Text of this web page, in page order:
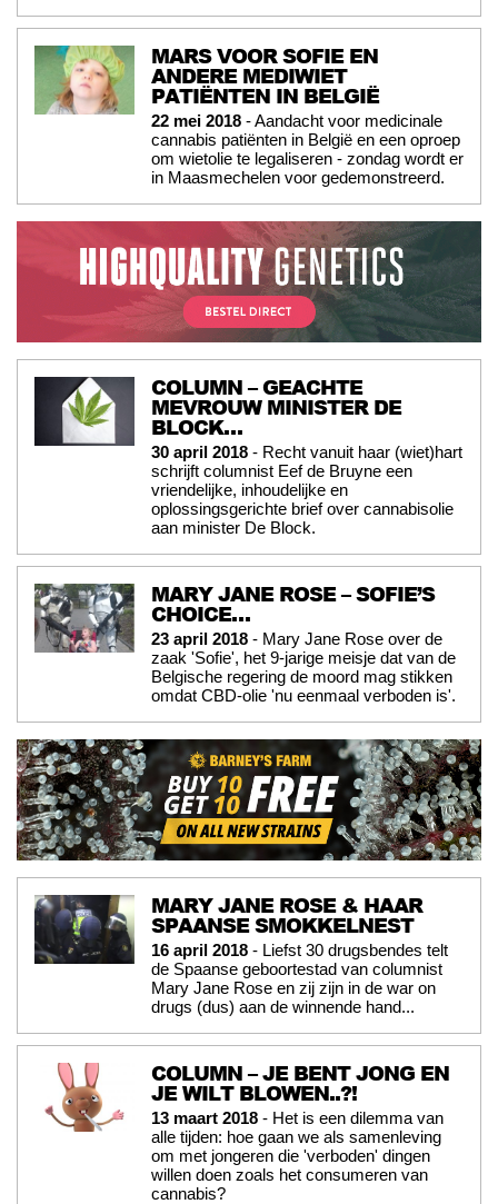
MARS VOOR SOFIE EN
ANDERE MEDIWIET
PATIËNTEN IN BELGIË
22 mei 2018 - Aandacht voor medicinale
cannabis patiënten in België en een oproep
om wietolie te legaliseren - zondag wordt er
in Maasmechelen voor gedemonstreerd.
COLUMN – GEACHTE
MEVROUW MINISTER DE
BLOCK…
30 april 2018 - Recht vanuit haar (wiet)hart
schrijft columnist Eef de Bruyne een
vriendelijke, inhoudelijke en
oplossingsgerichte brief over cannabisolie
aan minister De Block.
MARY JANE ROSE – SOFIE’S
CHOICE…
23 april 2018 - Mary Jane Rose over de
zaak 'Sofie', het 9-jarige meisje dat van de
Belgische regering de moord mag stikken
omdat CBD-olie 'nu eenmaal verboden is'.
MARY JANE ROSE & HAAR
SPAANSE SMOKKELNEST
16 april 2018 - Liefst 30 drugsbendes telt
de Spaanse geboortestad van columnist
Mary Jane Rose en zij zijn in de war on
drugs (dus) aan de winnende hand...
COLUMN – JE BENT JONG EN
JE WILT BLOWEN..?!
13 maart 2018 - Het is een dilemma van
alle tijden: hoe gaan we als samenleving
om met jongeren die 'verboden' dingen
willen doen zoals het consumeren van
cannabis?